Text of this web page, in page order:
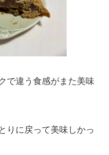
で違う食感がまた美味
りに戻って美味しかっ